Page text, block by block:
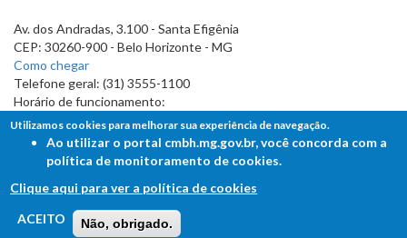
Av. dos Andradas, 3.100 - Santa Efigênia
CEP: 30260-900 - Belo Horizonte - MG
Como chegar
Telefone geral: (31) 3555-1100
Horário de funcionamento:
7h às 19h
FALE COM A CÂMARA
Ouvidoria - Lei de Acesso à Informação
Utilizamos cookies para melhorar sua experiência de navegação.
Ao utilizar o portal cmbh.mg.gov.br, você concorda com a
política de monitoramento de cookies.
Clique aqui para ver a política de cookies
ACEITO
Não, obrigado.